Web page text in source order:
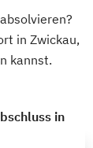
in Zwickau,
kannst.
in